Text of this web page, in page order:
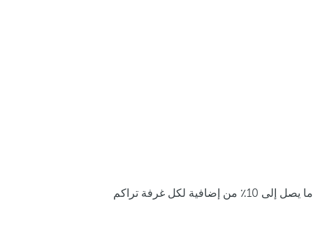
ما يصل إلى 10٪ من إضافية لكل غرفة تراكم